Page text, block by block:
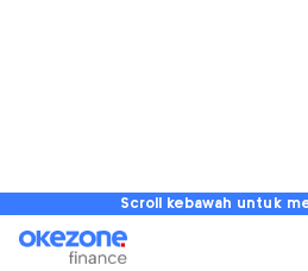
Scroll kebawah untuk